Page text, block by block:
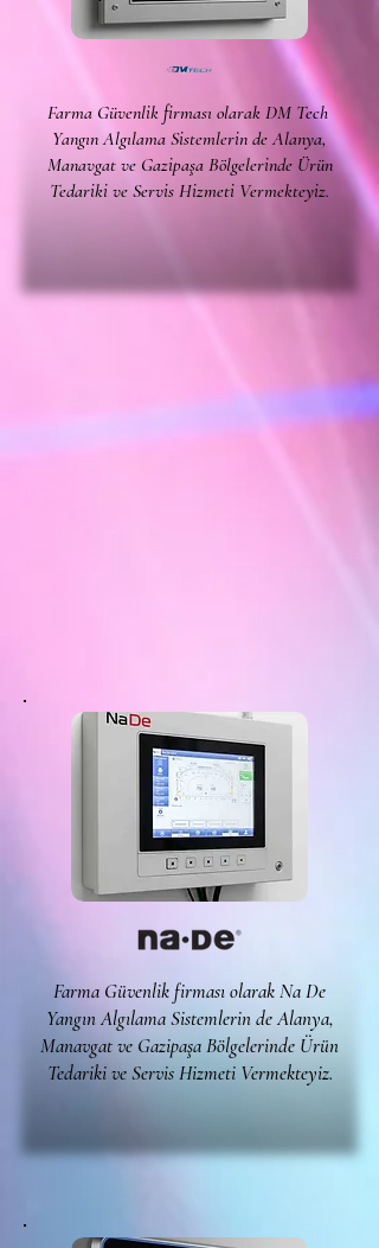
Farma Güvenlik firması olarak DM Tech
Yangın Algılama Sistemlerin de Alanya,
Manavgat ve Gazipaşa Bölgelerinde Ürün
Tedariki ve Servis Hizmeti Vermekteyiz.
Farma Güvenlik firması olarak Na De
Yangın Algılama Sistemlerin de Alanya,
Manavgat ve Gazipaşa Bölgelerinde Ürün
Tedariki ve Servis Hizmeti Vermekteyiz.